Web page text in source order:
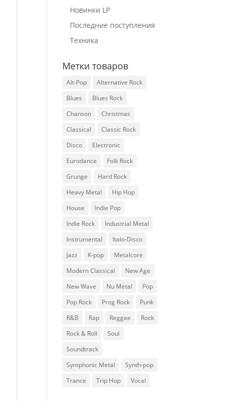
Новинки LP
Последние поступления
Техника
Метки товаров
Alt-Pop
Alternative Rock
Blues
Blues Rock
Chanson
Christmas
Classical
Classic Rock
Disco
Electronic
Eurodance
Folk Rock
Grunge
Hard Rock
Heavy Metal
Hip Hop
House
Indie Pop
Indie Rock
Industrial Metal
Instrumental
Italo-Disco
Jazz
K-pop
Metalcore
Modern Classical
New Age
New Wave
Nu Metal
Pop
Pop Rock
Prog Rock
Punk
R&B
Rap Reggae
Rock
Rock & Roll
Soul
Soundtrack
Symphonic Metal
Synth-pop
Trance
Trip Hop Vocal